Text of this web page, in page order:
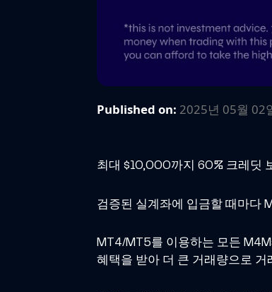
Published on: 2025년 05월 02
최대 $10,000까지 60% 크레딧
검증된 실계좌에 입금할 때마다
MT4/MT5를 이용하는 모든
혜택을 받아 더 큰 거래량으로 거